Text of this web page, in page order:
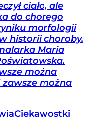
ciało, ale
do chorego
morfologii
historii choroby.
Maria
można
zawsze można
Ciekawostki